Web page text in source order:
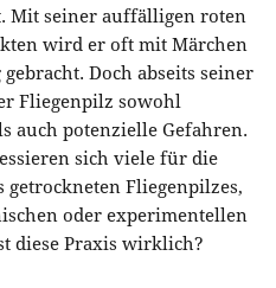
Mit seiner auffälligen roten
wird er oft mit Märchen
Doch abseits seiner
Fliegenpilz sowohl
auch potenzielle Gefahren.
sich viele für die
Fliegenpilzes,
oder experimentellen
diese Praxis wirklich?